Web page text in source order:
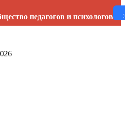
педагогов и психологов